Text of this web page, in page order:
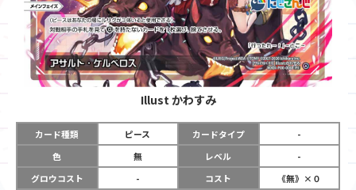
Illustかわすみ
カード種類 ピース カードタイプ
-
色
無 レベル
-
グロウコスト
- コスト
《無》×０